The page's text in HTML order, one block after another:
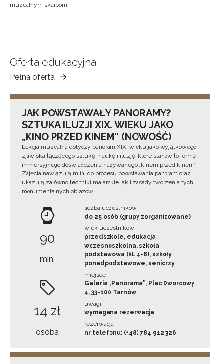
muzealnym skarbom.
Oferta edukacyjna
Pełna oferta
Muzeum
Ziemi
JAK POWSTAWAŁY PANORAMY?
SZTUKA ILUZJI XIX. WIEKU JAKO
„KINO PRZED KINEM” (NOWOŚĆ)
Lekcja muzealna dotyczy panoram XIX. wieku jako wyjątkowego
zjawiska łączącego sztukę, naukę i iluzję, które stanowiło formę
immersyjnego doświadczenia nazywanego „kinem przed kinem”.
Zajęcia nawiązują m.in. do procesu powstawania panoram oraz
ukazują zarówno techniki malarskie jak i zasady tworzenia tych
monumentalnych obrazów.
90
min.
14 zł
osoba
liczba uczestników
do 25 osób (grupy zorganizowane)
wiek uczestników
przedszkole, edukacja
wczesnoszkolna, szkoła
podstawowa (kl. 4-8), szkoły
ponadpodstawowe, seniorzy
miejsce
Galeria „Panorama”, Plac Dworcowy
4, 33-100 Tarnów
uwagi
wymagana rezerwacja
rezerwacja
nr telefonu: (+48) 784 912 326